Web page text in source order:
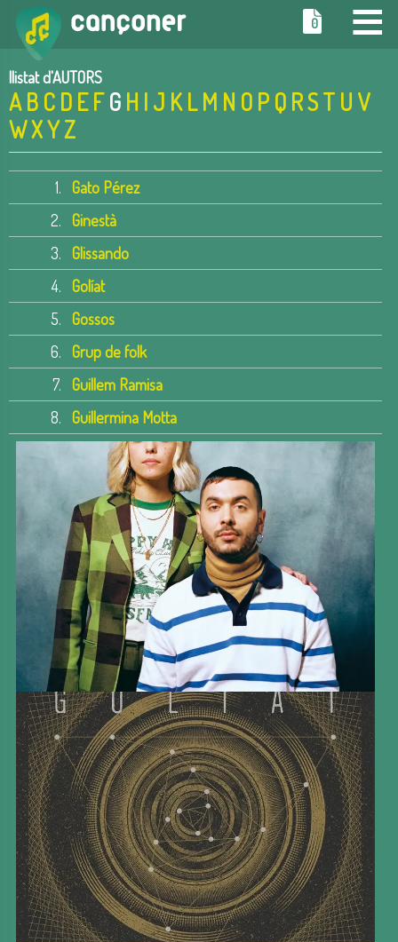
≡
0
llistat d'AUTORS
A B C D E FG H I J K L M N O P Q RST U V
WXYZ
1. Gato Pérez
2. Ginestà
3. Glissando
4. Golíat
5. Gossos
6. Grup de folk
7. Guillem Ramisa
8. Guillermina Motta